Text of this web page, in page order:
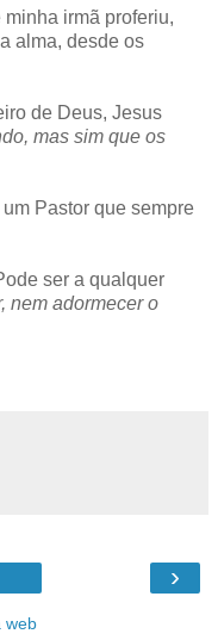
irmã proferiu,
alma, desde os
de Deus, Jesus
mas sim que os
Pastor que sempre
ser a qualquer
nem adormecer o
›
web